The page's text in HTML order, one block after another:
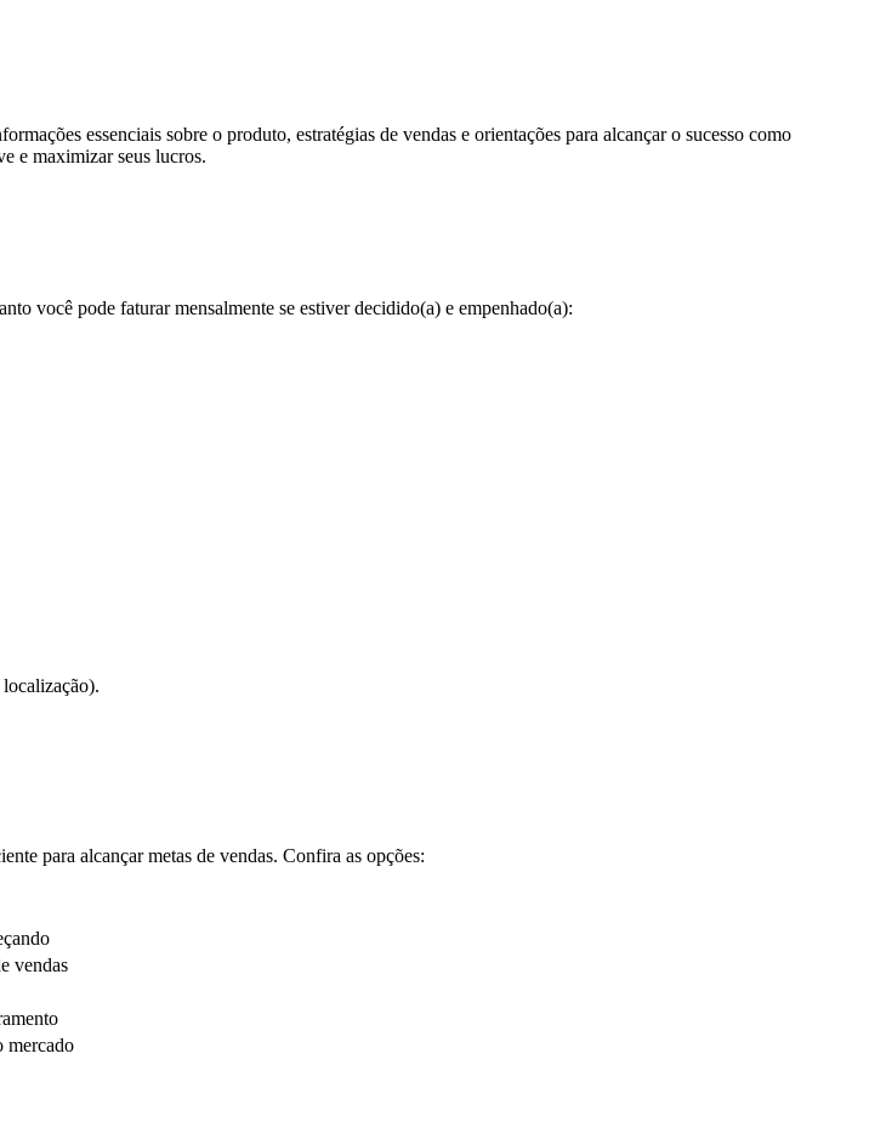
essenciais sobre o produto, estratégias de vendas e orientações para alcançar o sucesso como
e maximizar seus lucros.
você pode faturar mensalmente se estiver decidido(a) e empenhado(a):
para alcançar metas de vendas. Confira as opções:
vendas
mercado